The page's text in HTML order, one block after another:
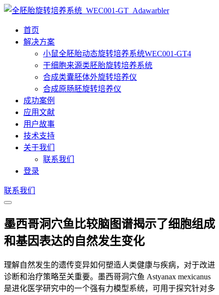
首页
解决方案
小鼠全胚胎动态旋转培养系统WEC001-GT4
干细胞来源类胚胎旋转培养系统
合成类囊胚体外旋转培养仪
合成原肠胚旋转培养仪
成功案例
应用文献
用户故事
技术支持
关于我们
联系我们
登录
联系我们
墨西哥洞穴鱼比较脑图谱揭示了细胞组成
和基因表达的自然发生变化
理解自然发生的遗传变异如何塑造人类健康与疾病，对于改进
诊断和治疗策略至关重要。墨西哥洞穴鱼 Astyanax mexicanus
是进化医学研究中的一个强有力模型系统，可用于探究针对多